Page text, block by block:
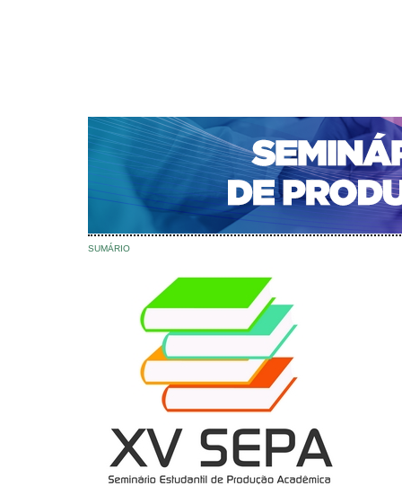
CAPA SOBRE ACESSO
NOTÍCIAS
PORTAL DE REVISTAS DA UNIFACS
Edições anteriores v. 15 (2016)
v. 15 (2016)
SUMÁRIO